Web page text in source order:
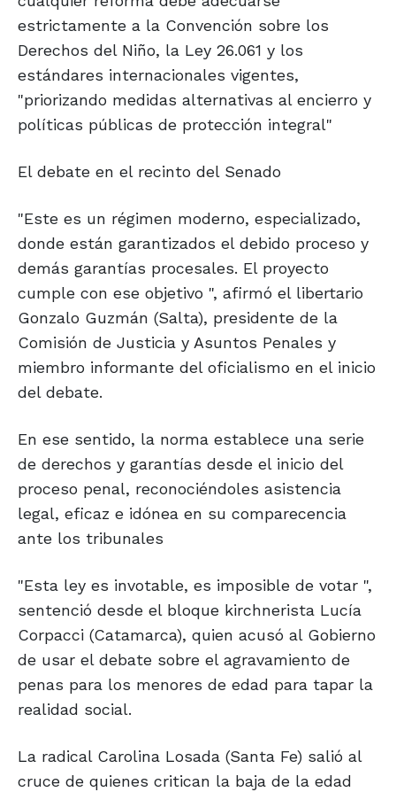
estrictamente a la Convención sobre los
Derechos del Niño, la Ley 26.061 y los
estándares internacionales vigentes,
"priorizando medidas alternativas al encierro y
políticas públicas de protección integral"
El debate en el recinto del Senado
"Este es un régimen moderno, especializado,
donde están garantizados el debido proceso y
demás garantías procesales. El proyecto
cumple con ese objetivo ", afirmó el libertario
Gonzalo Guzmán (Salta), presidente de la
Comisión de Justicia y Asuntos Penales y
miembro informante del oficialismo en el inicio
del debate.
En ese sentido, la norma establece una serie
de derechos y garantías desde el inicio del
proceso penal, reconociéndoles asistencia
legal, eficaz e idónea en su comparecencia
ante los tribunales
"Esta ley es invotable, es imposible de votar ",
sentenció desde el bloque kirchnerista Lucía
Corpacci (Catamarca), quien acusó al Gobierno
de usar el debate sobre el agravamiento de
penas para los menores de edad para tapar la
realidad social.
La radical Carolina Losada (Santa Fe) salió al
cruce de quienes critican la baja de la edad